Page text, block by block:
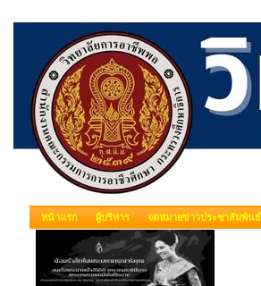
หน้าแรก ผู้บริหาร จดหมายข่าวประชาสัมพันธ์